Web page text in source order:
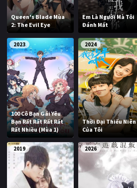
Queen's Blade Mùa
2: The Evil Eye
Em Là Người Mà Tôi
Đánh Mất
2023
100 Cô Bạn Gái Yêu
Bạn Rất Rất Rất Rất
Rất Nhiều (Mùa 1)
2024
Thời Đại Thiếu Niên
Của Tôi
2019 2026